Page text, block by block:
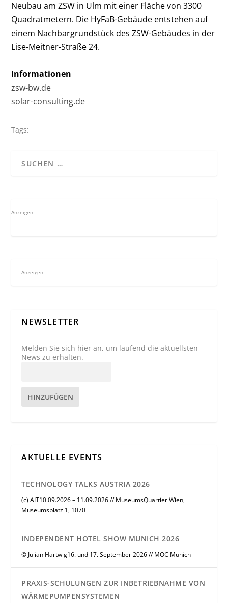
Neubau am ZSW in Ulm mit einer Fläche von 3300
Quadratmetern. Die HyFaB-Gebäude entstehen auf
einem Nachbargrundstück des ZSW-Gebäudes in der
Lise-Meitner-Straße 24.
Informationen
zsw-bw.de
solar-consulting.de
Tags:
Anzeigen
Anzeigen
NEWSLETTER
Melden Sie sich hier an, um laufend die aktuellsten
News zu erhalten.
HINZUFÜGEN
AKTUELLE EVENTS
TECHNOLOGY TALKS AUSTRIA 2026
(c) AIT10.09.2026 – 11.09.2026 // MuseumsQuartier Wien,
Museumsplatz 1, 1070
INDEPENDENT HOTEL SHOW MUNICH 2026
© Julian Hartwig16. und 17. September 2026 // MOC Munich
PRAXIS-SCHULUNGEN ZUR INBETRIEBNAHME VON
WÄRMEPUMPENSYSTEMEN